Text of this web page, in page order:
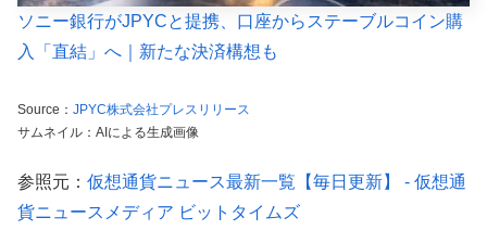
ソニー銀行がJPYCと提携、口座からステーブルコイン購
入「直結」へ｜新たな決済構想も
Source： JPYC株式会社プレスリリース
サムネイル：AIによる生成画像
参照元： 仮想通貨ニュース最新一覧【毎日更新】 - 仮想通
貨ニュースメディア ビットタイムズ